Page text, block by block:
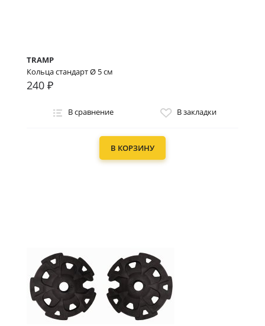
TRAMP
Кольца стандарт Ø 5 см
240 ₽
В сравнение В закладки
В КОРЗИНУ